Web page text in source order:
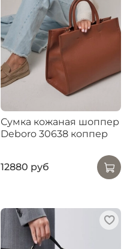
Сумка кожаная шоппер
Deboro 30638 коппер
12880 руб